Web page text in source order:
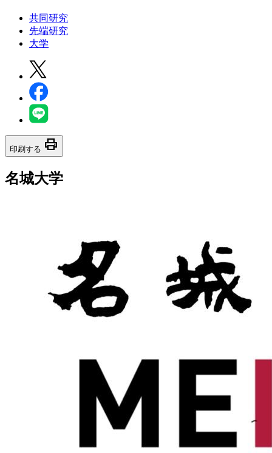
共同研究
先端研究
大学
印刷する print
名城大学